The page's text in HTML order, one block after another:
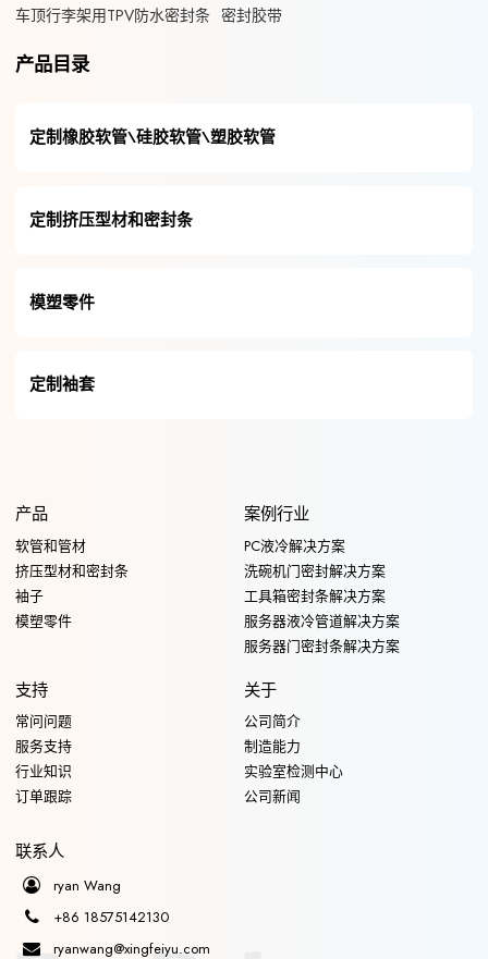
车顶行李架用TPV防水密封条 密封胶带
产品目录
定制橡胶软管\硅胶软管\塑胶软管
定制挤压型材和密封条
模塑零件
定制袖套
产品
软管和管材
挤压型材和密封条
袖子
模塑零件
案例行业
PC液冷解决方案
洗碗机门密封解决方案
工具箱密封条解决方案
服务器液冷管道解决方案
服务器门密封条解决方案
支持
常问问题
服务支持
行业知识
订单跟踪
关于
公司简介
制造能力
实验室检测中心
公司新闻
联系人
ryan Wang
+86 18575142130
ryanwang@xingfeiyu.com